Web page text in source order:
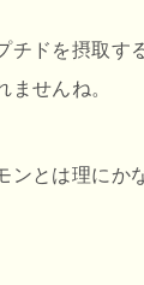
チドを摂取す
ませんね。
ンとは理にか